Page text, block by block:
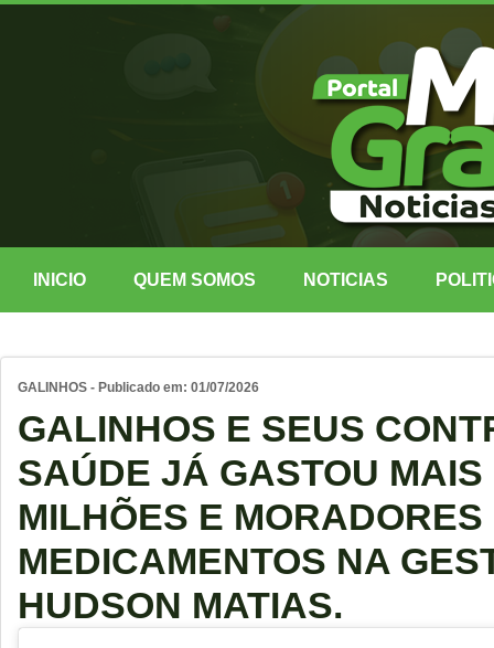
INICIO QUEM SOMOS NOTICIAS
GALINHOS - Publicado em: 01/07/2026
GALINHOS E SEUS
SAÚDE JÁ GASTOU MAIS
MILHÕES E
MEDICAMENTOS NA
HUDSON MATIAS.